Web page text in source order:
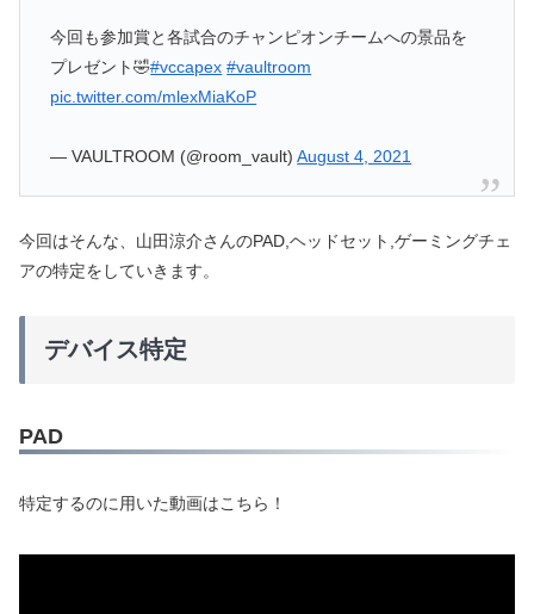
今回も参加賞と各試合のチャンピオンチームへの景品を
プレゼント🤣#vccapex #vaultroom
pic.twitter.com/mlexMiaKoP
— VAULTROOM (@room_vault)August 4, 2021
今回はそんな、山田涼介さんのPAD,ヘッドセット,ゲーミングチェ
アの特定をしていきます。
デバイス特定
PAD
特定するのに用いた動画はこちら！